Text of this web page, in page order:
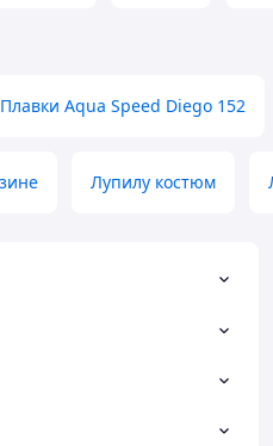
Плавки Aqua Speed Diego 152
Лупилу костюм